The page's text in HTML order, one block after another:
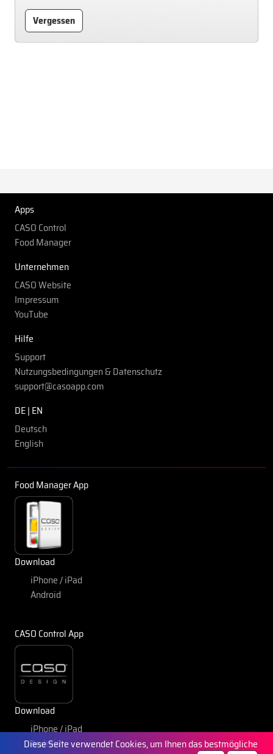
Vergessen
Apps
CASO Control
Food Manager
Unternehmen
CASO Website
Impressum
YouTube
Hilfe
Support
Nutzungsbedingungen & Datenschutz
support@casoapp.com
DE | EN
Deutsch
English
Food Manager App
Download
iPhone / iPad
Android
CASO Control App
Download
iPhone / iPad
Android
Diese Seite verwendet Cookies, um Ihnen das bestmögliche